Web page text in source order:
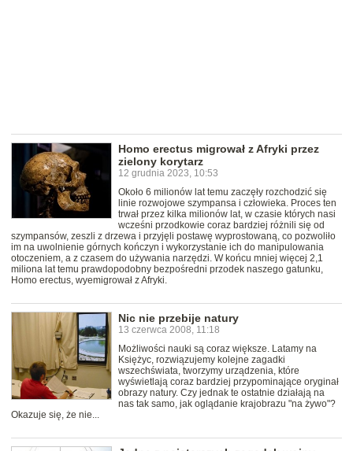
Homo erectus migrował z Afryki przez
zielony korytarz
12 grudnia 2023, 10:53
Około 6 milionów lat temu zaczęły rozchodzić się
linie rozwojowe szympansa i człowieka. Proces ten
trwał przez kilka milionów lat, w czasie których nasi
wcześni przodkowie coraz bardziej różnili się od
szympansów, zeszli z drzewa i przyjęli postawę wyprostowaną, co pozwoliło
im na uwolnienie górnych kończyn i wykorzystanie ich do manipulowania
otoczeniem, a z czasem do używania narzędzi. W końcu mniej więcej 2,1
miliona lat temu prawdopodobny bezpośredni przodek naszego gatunku,
Homo erectus, wyemigrował z Afryki.
Nic nie przebije natury
13 czerwca 2008, 11:18
Możliwości nauki są coraz większe. Latamy na
Księżyc, rozwiązujemy kolejne zagadki
wszechświata, tworzymy urządzenia, które
wyświetlają coraz bardziej przypominające oryginał
obrazy natury. Czy jednak te ostatnie działają na
nas tak samo, jak oglądanie krajobrazu "na żywo"?
Okazuje się, że nie...